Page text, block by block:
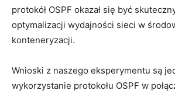
protokół OSPF ⁣okazał się być
optymalizacji wydajności sieci w
konteneryzacji.
Wnioski z naszego⁤ eksperymentu ‍są
wykorzystanie​ protokołu OSPF w